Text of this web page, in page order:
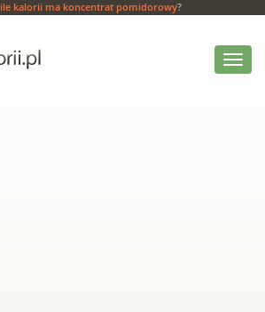
ile kalorii ma koncentrat pomidorowy?
Włącz
menu